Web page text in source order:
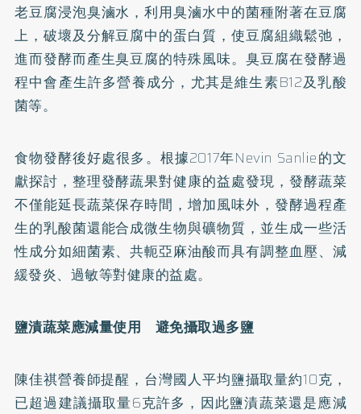
老豆腐浸泡臭滷水，利用臭滷水中的菌種附著在豆腐
上，破壞及分解豆腐中的蛋白質，使豆腐組織鬆弛，
進而發酵而產生臭豆腐的特殊風味。臭豆腐在發酵過
程中會產生許多營養成分，尤其是維生素B12及乳酸
菌等。
食物發酵後好處很多。根據2017年Nevin Sanlie的文
獻探討，整理發酵蔬果對健康的益處發現，發酵蔬菜
不僅能延長蔬菜保存時間，增加風味外，發酵過程產
生的乳酸菌還能合成微生物與礦物質，並生成一些活
性成分如細菌素、共軛亞麻油酸而具有調整血壓、減
緩發炎、過敏等對健康的益處。
鹽漬蔬菜應減量使用 避免攝取過多鹽
陳佳祺營養師提醒，台灣國人平均鹽攝取量約10克，
已超過建議攝取量6克許多，因此鹽漬蔬菜還是應減